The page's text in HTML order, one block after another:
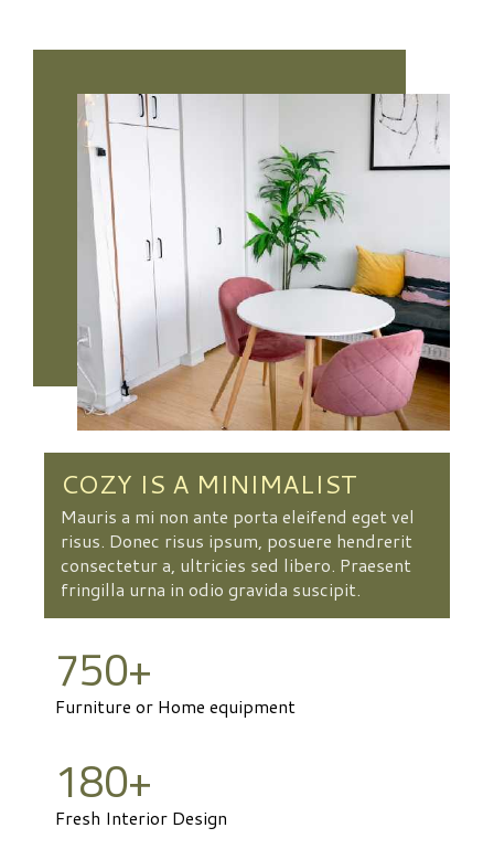
COZY IS A MINIMALIST
Mauris a mi non ante porta eleifend eget vel
risus. Donec risus ipsum, posuere hendrerit
consectetur a, ultricies sed libero. Praesent
fringilla urna in odio gravida suscipit.
750+
Furniture or Home equipment
180+
Fresh Interior Design